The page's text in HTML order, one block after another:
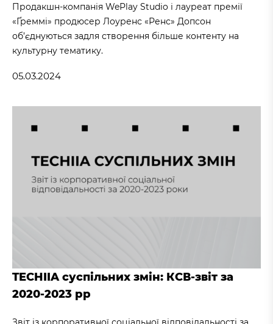
Продакшн-компанія WePlay Studio і лауреат премії
«Ґреммі» продюсер Лоуренс «Ренс» Допсон
об’єднуються задля створення більше контенту на
культурну тематику.
05.03.2024
TECHIIA суспільних змін: КСВ-звіт за
2020-2023 рр